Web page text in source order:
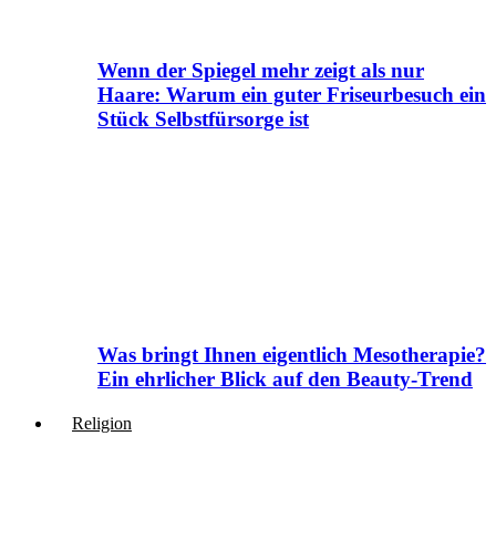
Wenn der Spiegel mehr zeigt als nur
Haare: Warum ein guter Friseurbesuch ein
Stück Selbstfürsorge ist
Was bringt Ihnen eigentlich Mesotherapie?
Ein ehrlicher Blick auf den Beauty-Trend
Religion